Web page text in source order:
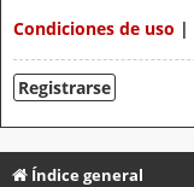
Condiciones de uso |
Registrarse
Índice general